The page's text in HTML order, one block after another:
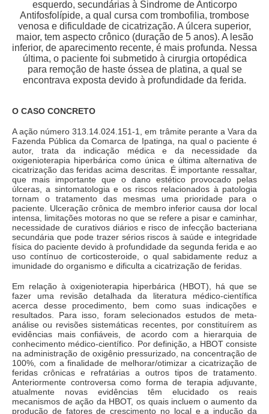
esquerdo, secundárias à Sindrome de Anticorpo
Antifosfolípide, a qual cursa com trombofilia, trombose
venosa e dificuldade de cicatrização. A úlcera superior,
maior, tem aspecto crônico (duração de 5 anos). A lesão
inferior, de aparecimento recente, é mais profunda. Nessa
última, o paciente foi submetido à cirurgia ortopédica
para remoção de haste óssea de platina, a qual se
encontrava exposta devido à profundidade da ferida.
O CASO CONCRETO
A ação número 313.14.024.151-1, em trâmite perante a Vara da
Fazenda Pública da Comarca de Ipatinga, na qual o paciente é
autor, trata da indicação médica e da necessidade da
oxigenioterapia hiperbárica como única e última alternativa de
cicatrização das feridas acima descritas. É importante ressaltar,
que mais importante que o dano estético provocado pelas
úlceras, a sintomatologia e os riscos relacionados à patologia
tornam o tratamento das mesmas uma prioridade para o
paciente. Ulceração crônica de membro inferior causa dor local
intensa, limitações motoras no que se refere a pisar e caminhar,
necessidade de curativos diários e risco de infecção bacteriana
secundária que pode trazer sérios riscos à saúde e integridade
física do paciente devido à profundidade da segunda ferida e ao
uso contínuo de corticosteroide, o qual sabidamente reduz a
imunidade do organismo e dificulta a cicatrização de feridas.
Em relação à oxigenioterapia hiperbárica (HBOT), há que se
fazer uma revisão detalhada da literatura médico-científica
acerca desse procedimento, bem como suas indicações e
resultados. Para isso, foram selecionados estudos de meta-
análise ou revisões sistemáticas recentes, por constituírem as
evidências mais confiáveis, de acordo com a hierarquia de
conhecimento médico-científico. Por definição, a HBOT consiste
na administração de oxigênio pressurizado, na concentração de
100%, com a finalidade de melhorar/otimizar a cicatrização de
feridas crônicas e refratárias a outros tipos de tratamento.
Anteriormente controversa como forma de terapia adjuvante,
atualmente novas evidências têm elucidado os reais
mecanismos de ação da HBOT, os quais incluem o aumento da
produção de fatores de crescimento no local e a indução da